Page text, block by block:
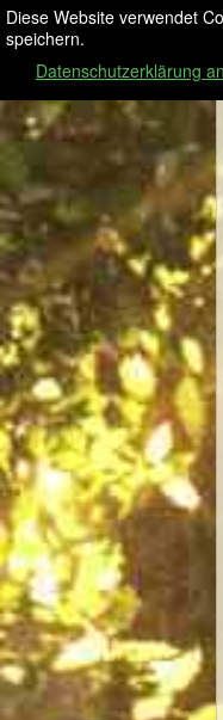
Diese Website verwendet
speichern.
Datenschutzerklärung